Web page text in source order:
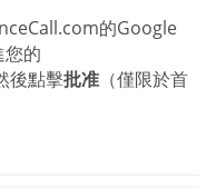
的Google
的
後點擊批准 （僅限於首